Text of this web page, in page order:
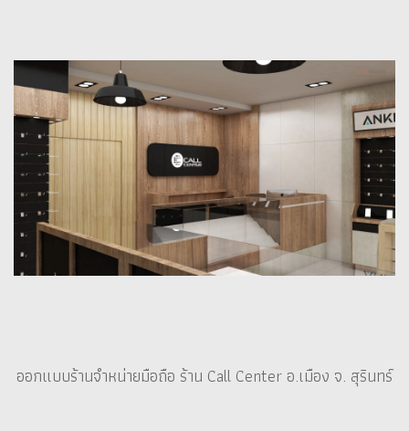
ออกแบบร้านจำหน่ายมือถือ ร้าน Call Center อ.เมือง จ. สุรินทร์